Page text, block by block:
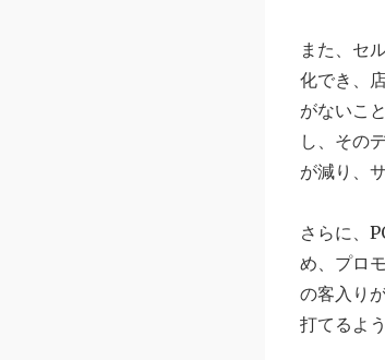
また、セ
化でき、
がないこ
し、その
が減り、
さらに、
め、プロ
の客入り
打てるよ